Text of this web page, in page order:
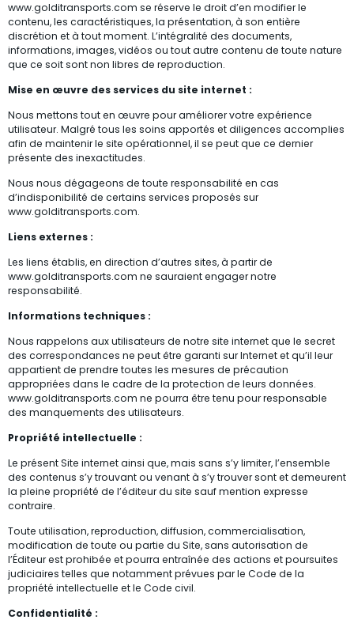
www.golditransports.com se réserve le droit d’en modifier le
contenu, les caractéristiques, la présentation, à son entière
discrétion et à tout moment. L’intégralité des documents,
informations, images, vidéos ou tout autre contenu de toute nature
que ce soit sont non libres de reproduction.
Mise en œuvre des services du site internet :
Nous mettons tout en œuvre pour améliorer votre expérience
utilisateur. Malgré tous les soins apportés et diligences accomplies
afin de maintenir le site opérationnel, il se peut que ce dernier
présente des inexactitudes.
Nous nous dégageons de toute responsabilité en cas
d’indisponibilité de certains services proposés sur
www.golditransports.com.
Liens externes :
Les liens établis, en direction d’autres sites, à partir de
www.golditransports.com ne sauraient engager notre
responsabilité.
Informations techniques :
Nous rappelons aux utilisateurs de notre site internet que le secret
des correspondances ne peut être garanti sur Internet et qu’il leur
appartient de prendre toutes les mesures de précaution
appropriées dans le cadre de la protection de leurs données.
www.golditransports.com ne pourra être tenu pour responsable
des manquements des utilisateurs.
Propriété intellectuelle :
Le présent Site internet ainsi que, mais sans s’y limiter, l’ensemble
des contenus s’y trouvant ou venant à s’y trouver sont et demeurent
la pleine propriété de l’éditeur du site sauf mention expresse
contraire.
Toute utilisation, reproduction, diffusion, commercialisation,
modification de toute ou partie du Site, sans autorisation de
l’Éditeur est prohibée et pourra entraînée des actions et poursuites
judiciaires telles que notamment prévues par le Code de la
propriété intellectuelle et le Code civil.
Confidentialité :